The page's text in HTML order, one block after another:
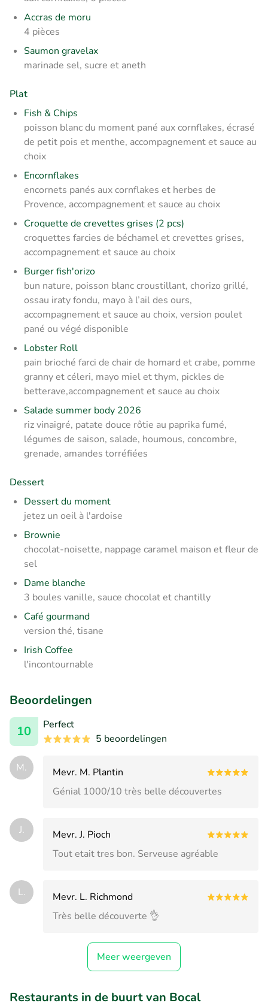
Accras de moru
4 pièces
Saumon gravelax
marinade sel, sucre et aneth
Plat
Fish & Chips
poisson blanc du moment pané aux cornflakes, écrasé
de petit pois et menthe, accompagnement et sauce au
choix
Encornflakes
encornets panés aux cornflakes et herbes de
Provence, accompagnement et sauce au choix
Croquette de crevettes grises (2 pcs)
croquettes farcies de béchamel et crevettes grises,
accompagnement et sauce au choix
Burger fish'orizo
bun nature, poisson blanc croustillant, chorizo grillé,
ossau iraty fondu, mayo à l’ail des ours,
accompagnement et sauce au choix, version poulet
pané ou végé disponible
Lobster Roll
pain brioché farci de chair de homard et crabe, pomme
granny et céleri, mayo miel et thym, pickles de
betterave,accompagnement et sauce au choix
Salade summer body 2026
riz vinaigré, patate douce rôtie au paprika fumé,
légumes de saison, salade, houmous, concombre,
grenade, amandes torréfiées
Dessert
Dessert du moment
jetez un oeil à l'ardoise
Brownie
chocolat-noisette, nappage caramel maison et fleur de
sel
Dame blanche
3 boules vanille, sauce chocolat et chantilly
Café gourmand
version thé, tisane
Irish Coffee
l'incontournable
Beoordelingen
10
Perfect
5 beoordelingen
M.
Mevr. M. Plantin
Génial 1000/10 très belle découvertes
J.
Mevr. J. Pioch
Tout etait tres bon. Serveuse agréable
L.
Mevr. L. Richmond
Très belle découverte 👌
Meer weergeven
Restaurants in de buurt van Bocal